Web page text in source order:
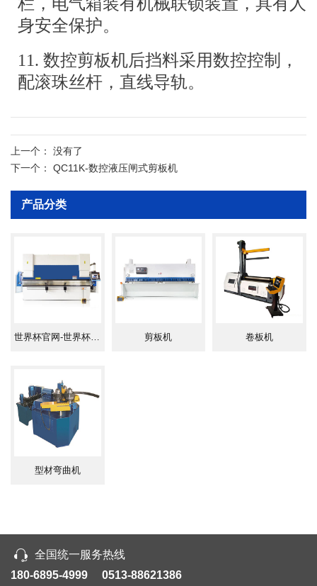
身安全保护。
11. 数控剪板机后挡料采用数控控制，
配滚珠丝杆，直线导轨。
技术参数
上一个： 没有了
下一个： QC11K-数控液压闸式剪板机
产品分类
世界杯官网-世界杯（中国）一站式服务官网 剪板机 卷板机
型材弯曲机
全国统一服务热线
180-6895-4999 0513-88621386